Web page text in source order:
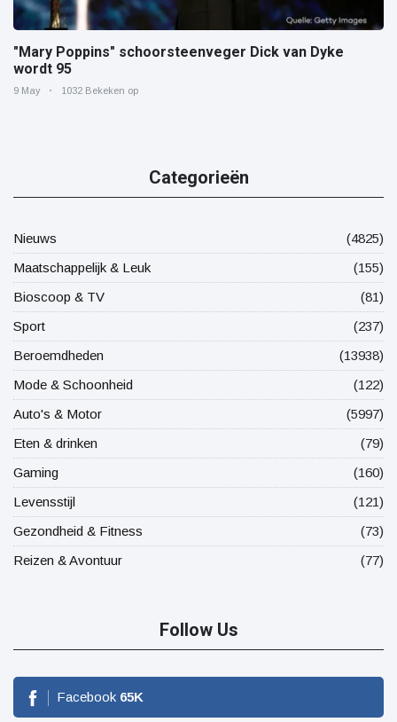
"Mary Poppins" schoorsteenveger Dick van Dyke
wordt 95
9 May 1032 Bekeken op
Categorieën
Nieuws
(4825)
Maatschappelijk & Leuk
(155)
Bioscoop & TV
(81)
Sport
(237)
Beroemdheden
(13938)
Mode & Schoonheid
(122)
Auto's & Motor
(5997)
Eten & drinken
(79)
Gaming
(160)
Levensstijl
(121)
Gezondheid & Fitness
(73)
Reizen & Avontuur
(77)
Follow Us
Facebook 65K